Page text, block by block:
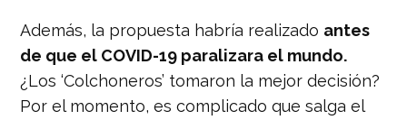
Además, la propuesta habría realizado antes
de que el COVID-19 paralizara el mundo.
¿Los ‘Colchoneros’ tomaron la mejor decisión?
Por el momento, es complicado que salga el